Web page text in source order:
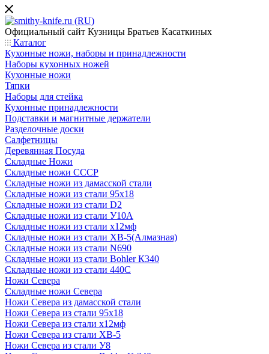
Официальный сайт Кузницы Братьев Касаткиных
Каталог
Кухонные ножи, наборы и принадлежности
Наборы кухонных ножей
Кухонные ножи
Тяпки
Наборы для стейка
Кухонные принадлежности
Подставки и магнитные держатели
Разделочные доски
Салфетницы
Деревянная Посуда
Складные Ножи
Cкладные ножи СССР
Складные ножи из дамасской стали
Складные ножи из стали 95х18
Складные ножи из стали D2
Складные ножи из стали У10А
Складные ножи из стали х12мф
Складные ножи из стали ХВ-5(Алмазная)
Складные ножи из стали N690
Складные ножи из стали Bohler К340
Складные ножи из стали 440С
Ножи Севера
Складные ножи Севера
Ножи Севера из дамасской стали
Ножи Севера из стали 95х18
Ножи Севера из стали х12мф
Ножи Севера из стали ХВ-5
Ножи Севера из стали У8